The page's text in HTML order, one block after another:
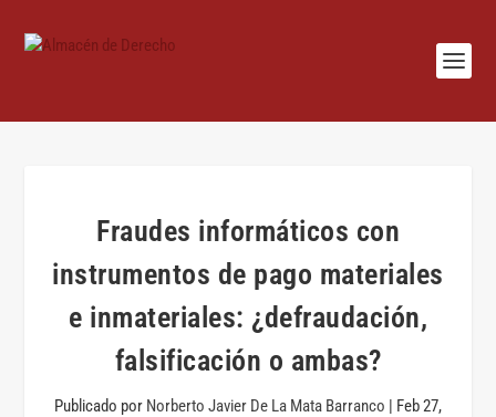
Fraudes informáticos con
instrumentos de pago materiales
e inmateriales: ¿defraudación,
falsificación o ambas?
Publicado por Norberto Javier De La Mata Barranco | Feb 27,